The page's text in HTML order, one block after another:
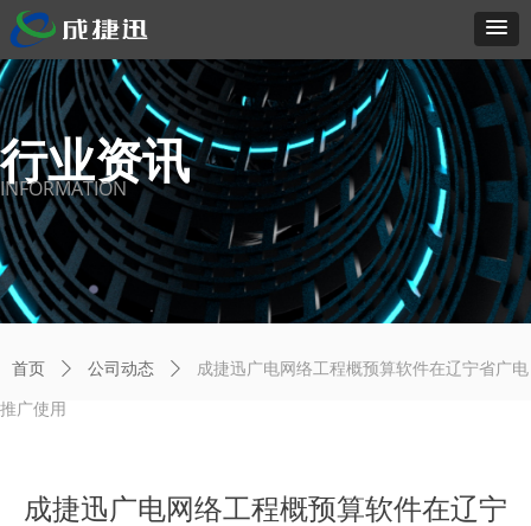
成捷迅广电网络工程概预算软件在辽宁
行业资讯
INFORMATION
首页 ꄲ 公司动态 ꄲ 成捷迅广电网络工程概预算软件在辽宁省广电
推广使用